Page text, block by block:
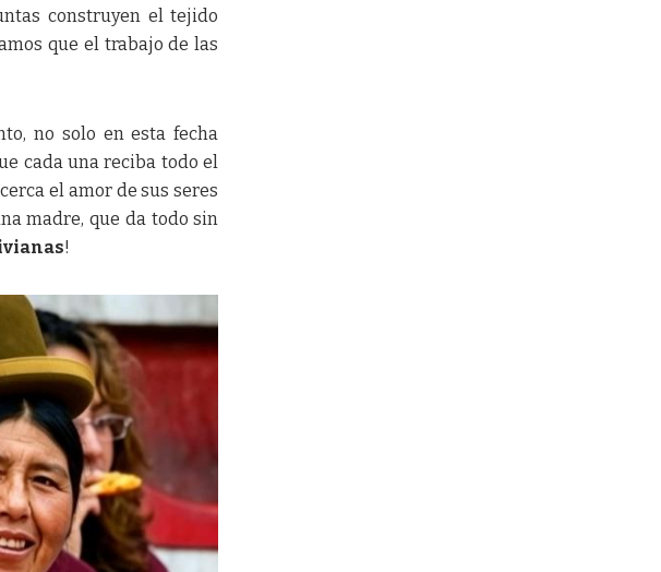
construyen el tejido
que el trabajo de las
no solo en esta fecha
cada una reciba todo el
el amor de sus seres
madre, que da todo sin
!